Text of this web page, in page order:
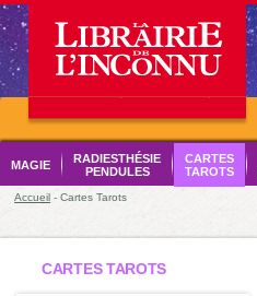
MAGIE
RADIESTHÉSIE
PENDULES
CARTES
TAROTS
Accueil - Cartes Tarots
CARTES TAROTS